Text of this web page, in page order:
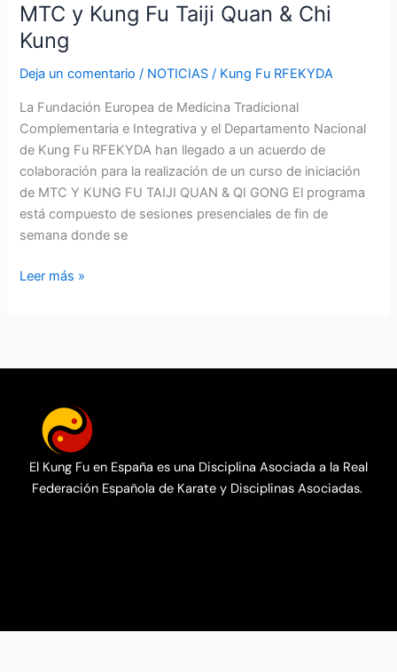
MTC y Kung Fu Taiji Quan & Chi
Kung
Deja un comentario / NOTICIAS / Kung Fu RFEKYDA
La Fundación Europea de Medicina Tradicional
Complementaria e Integrativa y el Departamento Nacional
de Kung Fu RFEKYDA han llegado a un acuerdo de
colaboración para la realización de un curso de iniciación
de MTC Y KUNG FU TAIJI QUAN & QI GONG El programa
está compuesto de sesiones presenciales de fin de
semana donde se
Kung
Fu
Quan
Kung
Leer más »
El Kung Fu en España es una Disciplina Asociada a la Real
Federación Española de Karate y Disciplinas Asociadas.